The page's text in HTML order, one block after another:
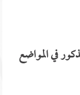
في المواضع